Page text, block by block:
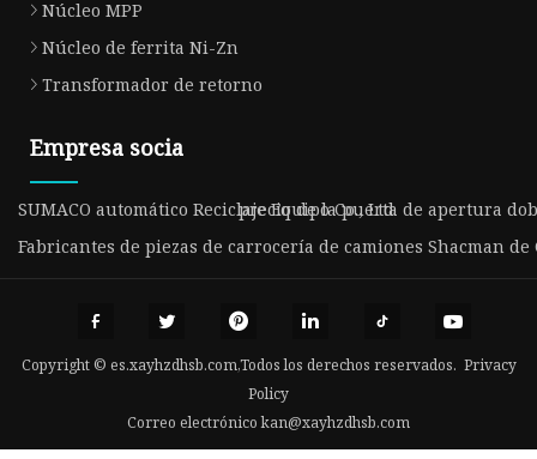
Núcleo MPP
Núcleo de ferrita Ni-Zn
Transformador de retorno
Empresa socia
SUMACO automático Reciclaje Equipo Co., Ltd
precio de la puerta de apertura
Fabricantes de piezas de carrocería de camiones Shacman de
Copyright © es.xayhzdhsb.com,Todos los derechos reservados. Privacy
Policy
Correo electrónicokan@xayhzdhsb.com